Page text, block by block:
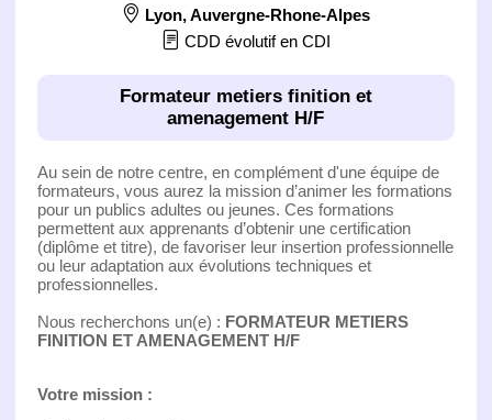
Lyon,Auvergne-Rhone-Alpes
CDD évolutif en CDI
Formateur metiers finition et
amenagement H/F
Au sein de notre centre, en complément d'une équipe de
formateurs, vous aurez la mission d’animer les formations
pour un publics adultes ou jeunes. Ces formations
permettent aux apprenants d’obtenir une certification
(diplôme et titre), de favoriser leur insertion professionnelle
ou leur adaptation aux évolutions techniques et
professionnelles.
Nous recherchons un(e) : FORMATEUR METIERS
FINITION ET AMENAGEMENT H/F
Votre mission :